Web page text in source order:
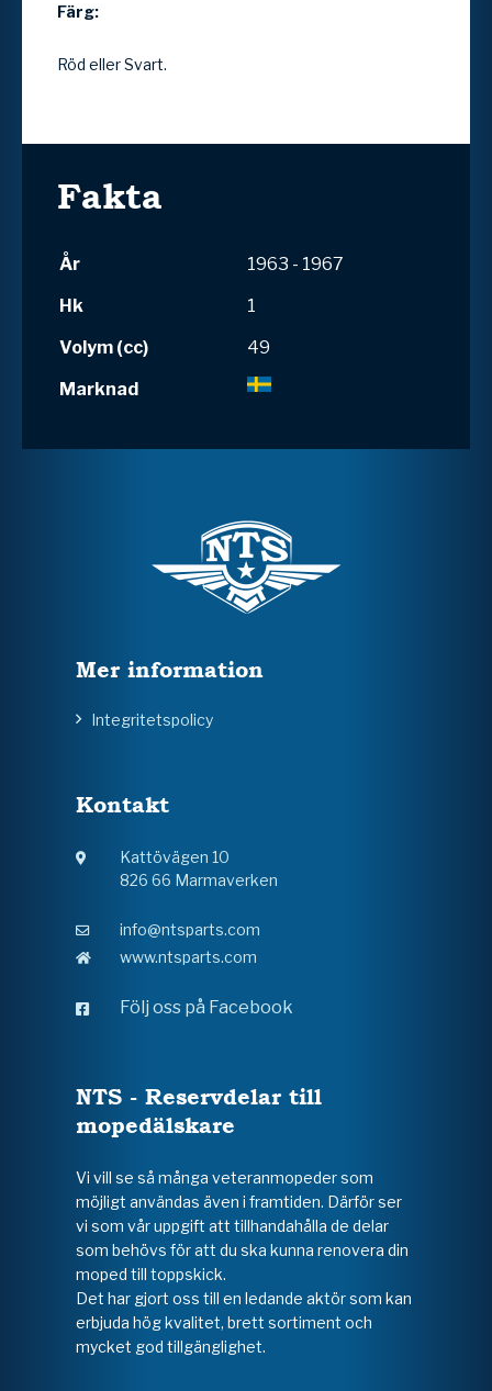
Färg:
Röd eller Svart.
Fakta
År
1963 - 1967
Hk
1
Volym (cc)
49
Marknad
Mer information
Integritetspolicy
Kontakt
Kattövägen 10
826 66 Marmaverken
info@ntsparts.com
www.ntsparts.com
Följ oss på Facebook
NTS - Reservdelar till
mopedälskare
Vi vill se så många veteranmopeder som
möjligt användas även i framtiden. Därför ser
vi som vår uppgift att tillhandahålla de delar
som behövs för att du ska kunna renovera din
moped till toppskick.
Det har gjort oss till en ledande aktör som kan
erbjuda hög kvalitet, brett sortiment och
mycket god tillgänglighet.